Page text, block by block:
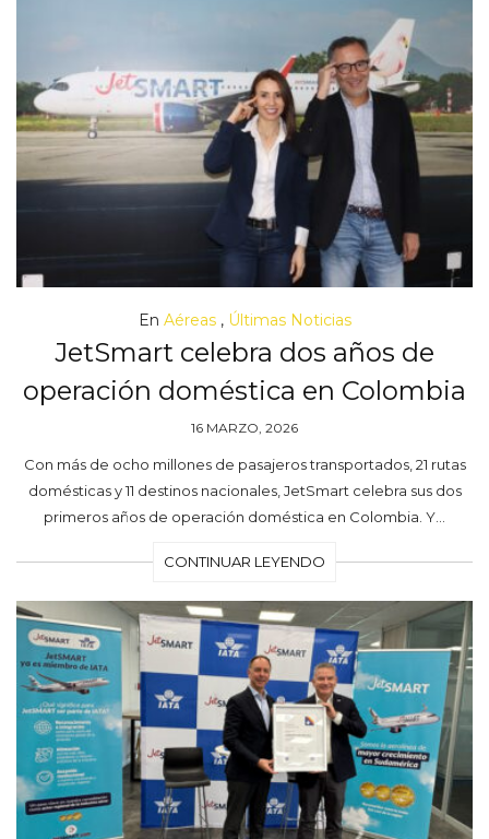
En Aéreas, Últimas Noticias
JetSmart celebra dos años de
operación doméstica en Colombia
16 MARZO, 2026
Con más de ocho millones de pasajeros transportados, 21 rutas
domésticas y 11 destinos nacionales, JetSmart celebra sus dos
primeros años de operación doméstica en Colombia. Y…
CONTINUAR LEYENDO